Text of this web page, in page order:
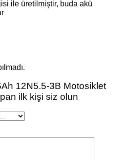
ile üretilmiştir, buda akü
12N5.5-3B Motosiklet
ilk kişi siz olun